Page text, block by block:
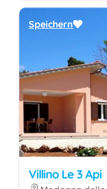
Villino Le 3 Api
Speichern